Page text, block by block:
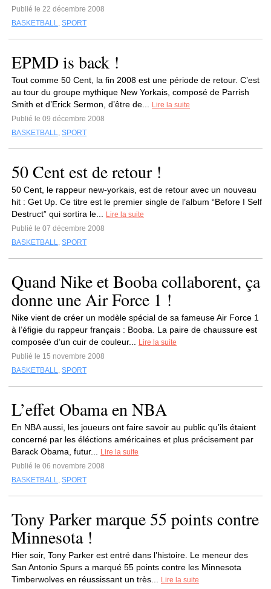
Publié le 22 décembre 2008
BASKETBALL, SPORT
EPMD is back !
Tout comme 50 Cent, la fin 2008 est une période de retour. C’est
au tour du groupe mythique New Yorkais, composé de Parrish
Smith et d’Erick Sermon, d’être de...
Lire la suite
Publié le 09 décembre 2008
BASKETBALL, SPORT
50 Cent est de retour !
50 Cent, le rappeur new-yorkais, est de retour avec un nouveau
hit : Get Up. Ce titre est le premier single de l’album “Before I Self
Destruct” qui sortira le...
Lire la suite
Publié le 07 décembre 2008
BASKETBALL, SPORT
Quand Nike et Booba collaborent, ça
donne une Air Force 1 !
Nike vient de créer un modèle spécial de sa fameuse Air Force 1
à l’éfigie du rappeur français : Booba. La paire de chaussure est
composée d’un cuir de couleur...
Lire la suite
Publié le 15 novembre 2008
BASKETBALL, SPORT
L’effet Obama en NBA
En NBA aussi, les joueurs ont faire savoir au public qu’ils étaient
concerné par les éléctions américaines et plus précisement par
Barack Obama, futur...
Lire la suite
Publié le 06 novembre 2008
BASKETBALL, SPORT
Tony Parker marque 55 points contre
Minnesota !
Hier soir, Tony Parker est entré dans l’histoire. Le meneur des
San Antonio Spurs a marqué 55 points contre les Minnesota
Timberwolves en réussissant un très...
Lire la suite